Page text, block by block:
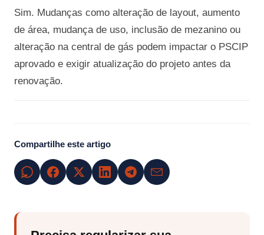
Sim. Mudanças como alteração de layout, aumento
de área, mudança de uso, inclusão de mezanino ou
alteração na central de gás podem impactar o PSCIP
aprovado e exigir atualização do projeto antes da
renovação.
Compartilhe este artigo